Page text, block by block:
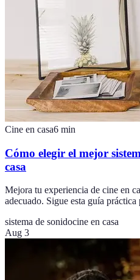
Cine en casa6 min
Cómo elegir el mejor
casa
Mejora tu experiencia de cine en
adecuado. Sigue esta guía
sistema de sonidocine en casa
Aug 3